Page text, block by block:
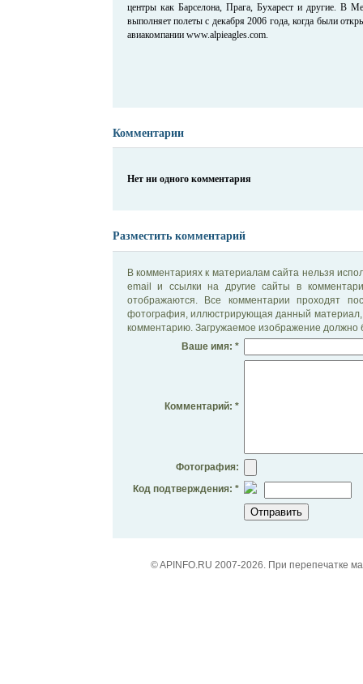
центры как Барселона, Прага, Бухарест и другие. В
выполняет полеты с декабря 2006 года, когда были
авиакомпании www.alpieagles.com.
Комментарии
Нет ни одного комментария
Разместить комментарий
В комментариях к материалам сайта нельзя
email и ссылки на другие сайты в
отображаются. Все комментарии проходят
фотография, иллюстрирующая данный материал,
комментарию. Загружаемое изображение должно
Ваше имя: *
Комментарий: *
Фотография:
Код подтверждения: *
© APINFO.RU 2007-2026. При перепечатке